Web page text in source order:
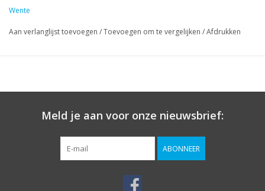
Wente
Aan verlanglijst toevoegen /Toevoegen om te vergelijken /Afdrukken
Meld je aan voor onze nieuwsbrief:
ABONNEER